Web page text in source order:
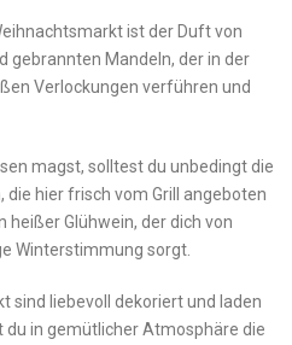
ist der Duft von
Mandeln, der in der
Verlockungen ‍verführen ⁣und
magst, solltest ⁤du unbedingt die
hier frisch vom Grill angeboten‍
⁤Glühwein, der dich von
Winterstimmung sorgt.
sind ‍liebevoll dekoriert und laden
​du in gemütlicher Atmosphäre ​die